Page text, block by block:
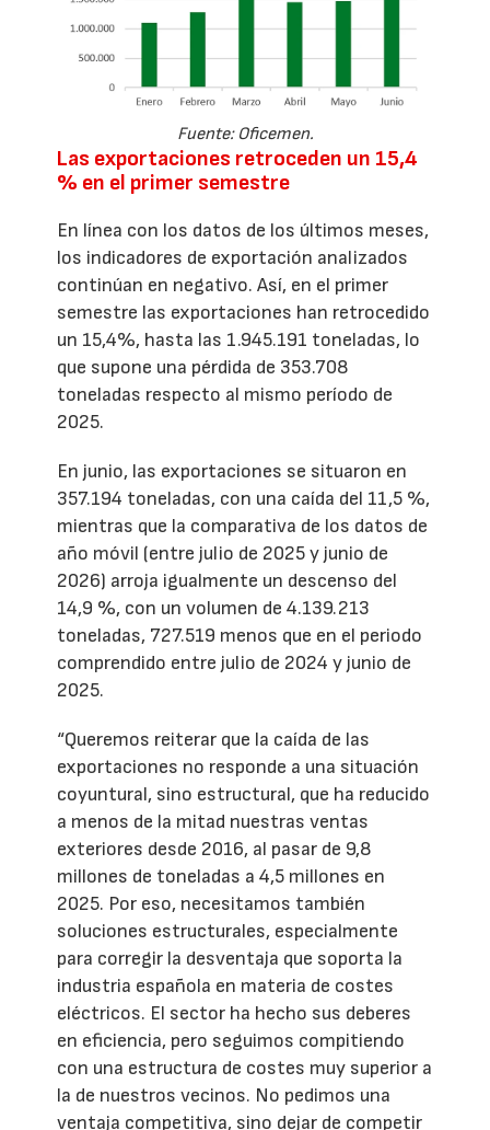
Fuente: Oficemen.
Las exportaciones retroceden un 15,4
% en el primer semestre
En línea con los datos de los últimos meses,
los indicadores de exportación analizados
continúan en negativo. Así, en el primer
semestre las exportaciones han retrocedido
un 15,4%, hasta las 1.945.191 toneladas, lo
que supone una pérdida de 353.708
toneladas respecto al mismo período de
2025.
En junio, las exportaciones se situaron en
357.194 toneladas, con una caída del 11,5 %,
mientras que la comparativa de los datos de
año móvil (entre julio de 2025 y junio de
2026) arroja igualmente un descenso del
14,9 %, con un volumen de 4.139.213
toneladas, 727.519 menos que en el periodo
comprendido entre julio de 2024 y junio de
2025.
“Queremos reiterar que la caída de las
exportaciones no responde a una situación
coyuntural, sino estructural, que ha reducido
a menos de la mitad nuestras ventas
exteriores desde 2016, al pasar de 9,8
millones de toneladas a 4,5 millones en
2025. Por eso, necesitamos también
soluciones estructurales, especialmente
para corregir la desventaja que soporta la
industria española en materia de costes
eléctricos. El sector ha hecho sus deberes
en eficiencia, pero seguimos compitiendo
con una estructura de costes muy superior a
la de nuestros vecinos. No pedimos una
ventaja competitiva, sino dejar de competir